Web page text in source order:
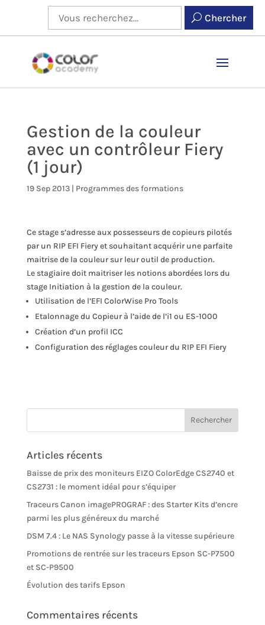
Chercher
Gestion de la couleur
avec un contrôleur Fiery
(1 jour)
19 Sep 2013| Programmes des formations
Ce stage s’adresse aux possesseurs de copieurs pilotés
par un RIP EFI Fiery et souhaitant acquérir une parfaite
maitrise de la couleur sur leur outil de production.
Le stagiaire doit maitriser les notions abordées lors du
stage Initiation à la gestion de la couleur.
Utilisation de l’EFI ColorWise Pro Tools
Etalonnage du Copieur à l’aide de l’i1 ou ES-1000
Création d’un profil ICC
Configuration des réglages couleur du RIP EFI Fiery
Articles récents
Baisse de prix des moniteurs EIZO ColorEdge CS2740 et
CS2731 : le moment idéal pour s’équiper
Traceurs Canon imagePROGRAF : des Starter Kits d’encre
parmi les plus généreux du marché
DSM 7.4 : Le NAS Synology passe à la vitesse supérieure
Promotions de rentrée sur les traceurs Epson SC-P7500
et SC-P9500
Évolution des tarifs Epson
Commentaires récents